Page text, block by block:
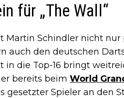
für „The Wall“
Martin Schindler nicht nur
auch den deutschen
in die Top-16 bringt
bereits beim World
gesetzter Spieler an den